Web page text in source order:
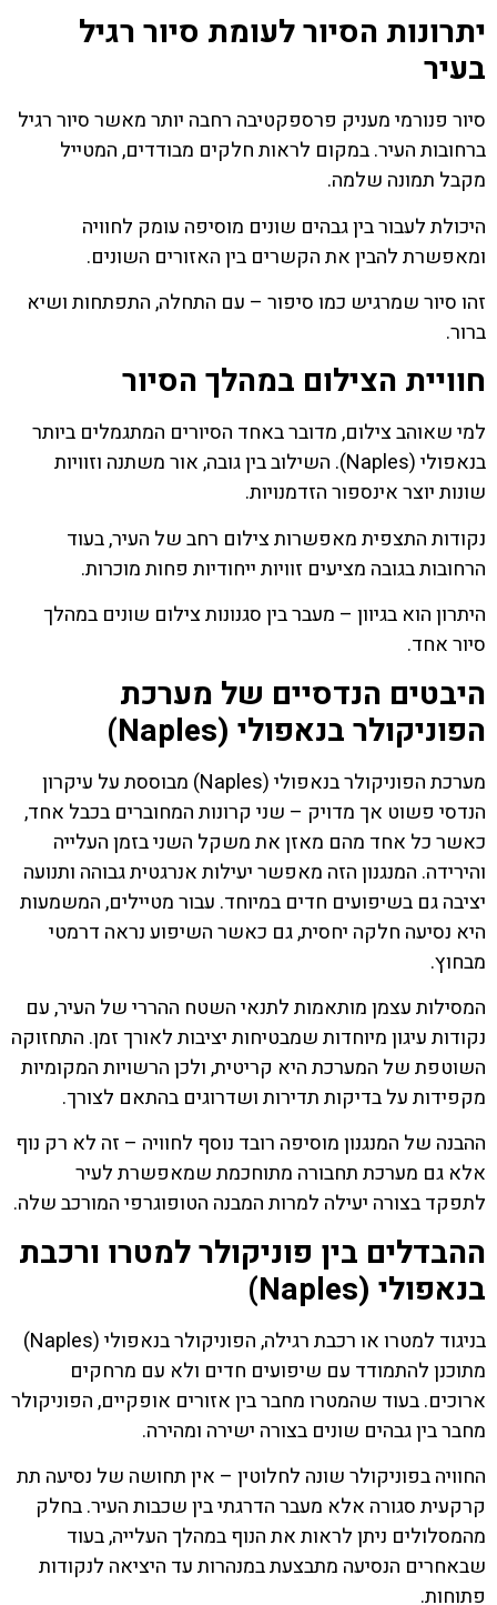
יתרונות הסיור לעומת סיור רגיל
בעיר
סיור פנורמי מעניק פרספקטיבה רחבה יותר מאשר סיור רגיל
ברחובות העיר. במקום לראות חלקים מבודדים, המטייל
מקבל תמונה שלמה.
היכולת לעבור בין גבהים שונים מוסיפה עומק לחוויה
ומאפשרת להבין את הקשרים בין האזורים השונים.
זהו סיור שמרגיש כמו סיפור – עם התחלה, התפתחות ושיא
ברור.
חוויית הצילום במהלך הסיור
למי שאוהב צילום, מדובר באחד הסיורים המתגמלים ביותר
בנאפולי (Naples). השילוב בין גובה, אור משתנה וזוויות
שונות יוצר אינספור הזדמנויות.
נקודות התצפית מאפשרות צילום רחב של העיר, בעוד
הרחובות בגובה מציעים זוויות ייחודיות פחות מוכרות.
היתרון הוא בגיוון – מעבר בין סגנונות צילום שונים במהלך
סיור אחד.
היבטים הנדסיים של מערכת
הפוניקולר בנאפולי (Naples)
מערכת הפוניקולר בנאפולי (Naples) מבוססת על עיקרון
הנדסי פשוט אך מדויק – שני קרונות המחוברים בכבל אחד,
כאשר כל אחד מהם מאזן את משקל השני בזמן העלייה
והירידה. המנגנון הזה מאפשר יעילות אנרגטית גבוהה ותנועה
יציבה גם בשיפועים חדים במיוחד. עבור מטיילים, המשמעות
היא נסיעה חלקה יחסית, גם כאשר השיפוע נראה דרמטי
מבחוץ.
המסילות עצמן מותאמות לתנאי השטח ההררי של העיר, עם
נקודות עיגון מיוחדות שמבטיחות יציבות לאורך זמן. התחזוקה
השוטפת של המערכת היא קריטית, ולכן הרשויות המקומיות
מקפידות על בדיקות תדירות ושדרוגים בהתאם לצורך.
ההבנה של המנגנון מוסיפה רובד נוסף לחוויה – זה לא רק נוף
אלא גם מערכת תחבורה מתוחכמת שמאפשרת לעיר
לתפקד בצורה יעילה למרות המבנה הטופוגרפי המורכב שלה.
ההבדלים בין פוניקולר למטרו ורכבת
בנאפולי (Naples)
בניגוד למטרו או רכבת רגילה, הפוניקולר בנאפולי (Naples)
מתוכנן להתמודד עם שיפועים חדים ולא עם מרחקים
ארוכים. בעוד שהמטרו מחבר בין אזורים אופקיים, הפוניקולר
מחבר בין גבהים שונים בצורה ישירה ומהירה.
החוויה בפוניקולר שונה לחלוטין – אין תחושה של נסיעה תת
קרקעית סגורה אלא מעבר הדרגתי בין שכבות העיר. בחלק
מהמסלולים ניתן לראות את הנוף במהלך העלייה, בעוד
שבאחרים הנסיעה מתבצעת במנהרות עד היציאה לנקודות
פתוחות.